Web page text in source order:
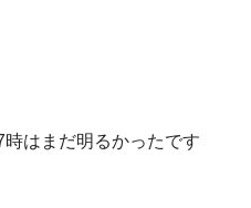
はまだ明るかったです